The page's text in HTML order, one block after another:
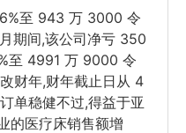
至 943 万 3000 令
期间,该公司净亏 350
至 4991 万 9000 令
财年,财年截止日从 4
单稳健不过,得益于亚
的医疗床销售额增